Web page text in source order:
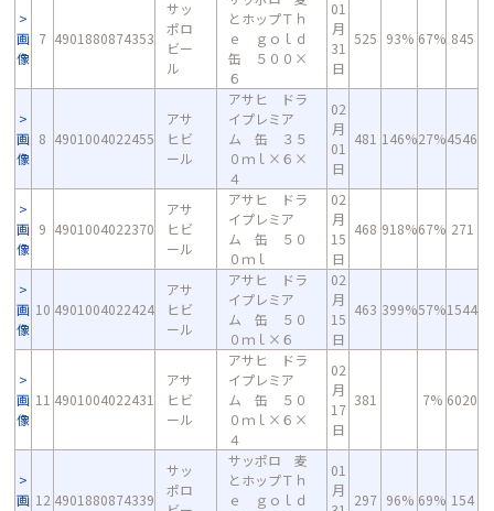
画
像
7 4901880874353
サッ
ポロ
ビー
ル
とホップＴｈ
ｅ ｇｏｌｄ
缶 ５００×
６
01
月
31
日
525 93% 67% 845
画
像
8 4901004022455
アサ
ヒビ
ール
アサヒ ドラ
イプレミア
ム 缶 ３５
０ｍｌ×６×
４
02
月
01
日
481 146%27%4546
画
像
9 4901004022370
アサ
ヒビ
ール
アサヒ ドラ
イプレミア
ム 缶 ５０
０ｍｌ
02
月
15
日
468 918%67% 271
画
像
10 4901004022424
アサ
ヒビ
ール
アサヒ ドラ
イプレミア
ム 缶 ５０
０ｍｌ×６
02
月
15
日
463 399%57%1544
画
像
11 4901004022431
アサ
ヒビ
ール
アサヒ ドラ
イプレミア
ム 缶 ５０
０ｍｌ×６×
４
02
月
17
日
381 7% 6020
画 12 4901880874339
サッ
ポロ
サッポロ 麦
とホップＴｈ
ｅ ｇｏｌｄ
01
月
297 96% 69% 154